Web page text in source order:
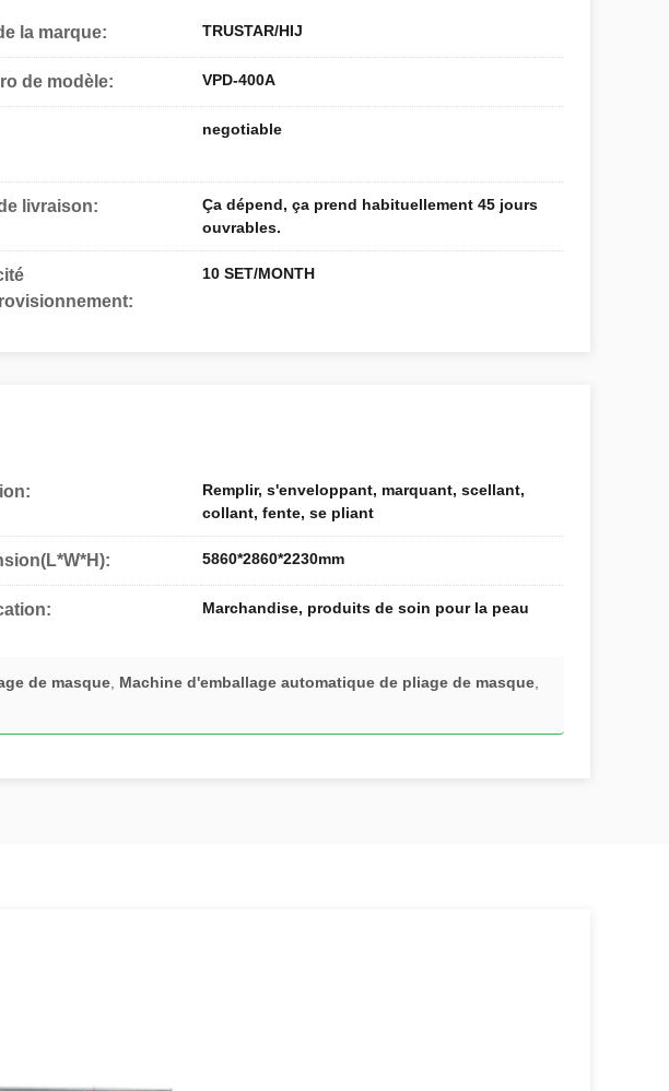
la marque: TRUSTAR/HIJ
de modèle: VPD-400A
negotiable
livraison:
Ça dépend, ça prend habituellement 45 jours
ouvrables.
10 SET/MONTH
Remplir, s'enveloppant, marquant, scellant,
collant, fente, se pliant
5860*2860*2230mm
Marchandise, produits de soin pour la peau
de masque Machine d'emballage automatique de pliage de masque